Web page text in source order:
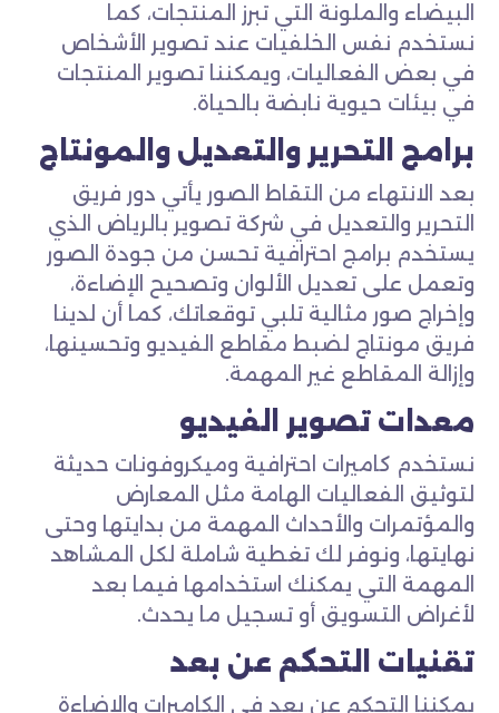
البيضاء والملونة التي تبرز المنتجات، كما
نستخدم نفس الخلفيات عند تصوير الأشخاص
في بعض الفعاليات، ويمكننا تصوير المنتجات
في بيئات حيوية نابضة بالحياة.
برامج التحرير والتعديل والمونتاج
بعد الانتهاء من التقاط الصور يأتي دور فريق
التحرير والتعديل في شركة تصوير بالرياض الذي
يستخدم برامج احترافية تحسن من جودة الصور
وتعمل على تعديل الألوان وتصحيح الإضاءة،
وإخراج صور مثالية تلبي توقعاتك، كما أن لدينا
فريق مونتاج لضبط مقاطع الفيديو وتحسينها،
وإزالة المقاطع غير المهمة.
معدات تصوير الفيديو
نستخدم كاميرات احترافية وميكروفونات حديثة
لتوثيق الفعاليات الهامة مثل المعارض
والمؤتمرات والأحداث المهمة من بدايتها وحتى
نهايتها، ونوفر لك تغطية شاملة لكل المشاهد
المهمة التي يمكنك استخدامها فيما بعد
لأغراض التسويق أو تسجيل ما يحدث.
تقنيات التحكم عن بعد
يمكننا التحكم عن بعد في الكاميرات والإضاءة